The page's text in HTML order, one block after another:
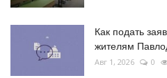
Как подать
жителям
Авг 1, 2026 0